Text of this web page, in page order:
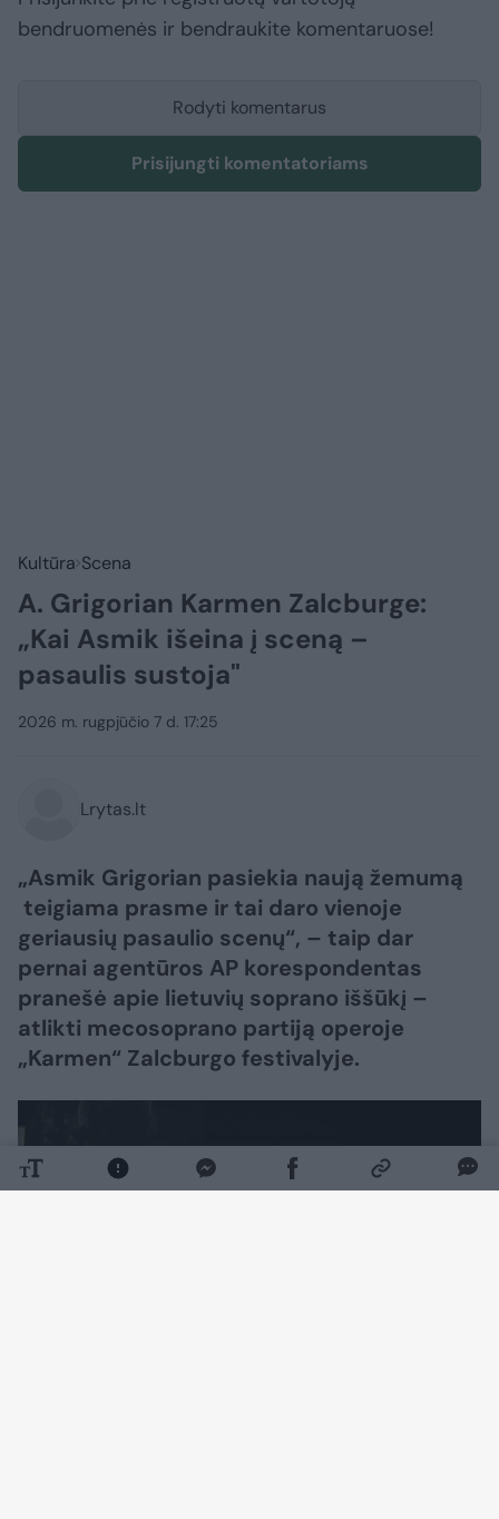
bendruomenės ir bendraukite komentaruose!
Rodyti komentarus
Prisijungti komentatoriams
Kultūra Scena
A. Grigorian Karmen Zalcburge:
„Kai Asmik išeina į sceną –
pasaulis sustoja"
2026 m. rugpjūčio 7 d. 17:25
Lrytas.lt
„Asmik Grigorian pasiekia naują žemumą
teigiama prasme ir tai daro vienoje
geriausių pasaulio scenų“, – taip dar
pernai agentūros AP korespondentas
pranešė apie lietuvių soprano iššūkį –
atlikti mecosoprano partiją operoje
„Karmen“ Zalcburgo festivalyje.